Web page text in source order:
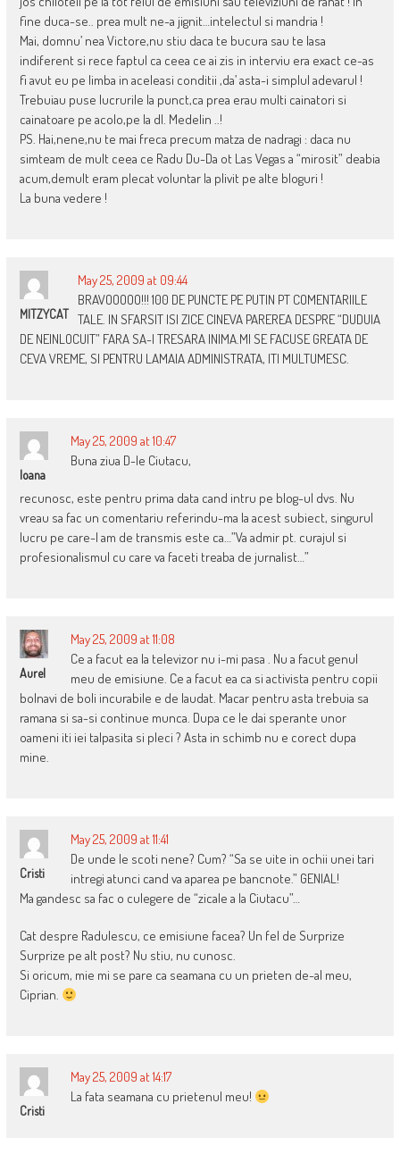
fine duca-se.. prea mult ne-a jignit…intelectul si mandria !
Mai, domnu’ nea Victore,nu stiu daca te bucura sau te lasa
indiferent si rece faptul ca ceea ce ai zis in interviu era exact ce-as
fi avut eu pe limba in aceleasi conditii ,da’ asta-i simplul adevarul !
Trebuiau puse lucrurile la punct,ca prea erau multi cainatori si
cainatoare pe acolo,pe la dl. Medelin ..!
PS. Hai,nene,nu te mai freca precum matza de nadragi : daca nu
simteam de mult ceea ce Radu Du-Da ot Las Vegas a “mirosit” deabia
acum,demult eram plecat voluntar la plivit pe alte bloguri !
La buna vedere !
MITZYCAT
May 25, 2009 at 09:44
BRAVOOOOO!!! 100 DE PUNCTE PE PUTIN PT COMENTARIILE
TALE. IN SFARSIT ISI ZICE CINEVA PAREREA DESPRE “DUDUIA
DE NEINLOCUIT” FARA SA-I TRESARA INIMA.MI SE FACUSE GREATA DE
CEVA VREME, SI PENTRU LAMAIA ADMINISTRATA, ITI MULTUMESC.
Ioana
May 25, 2009 at 10:47
Buna ziua D-le Ciutacu,
recunosc, este pentru prima data cand intru pe blog-ul dvs. Nu
vreau sa fac un comentariu referindu-ma la acest subiect, singurul
lucru pe care-l am de transmis este ca…”Va admir pt. curajul si
profesionalismul cu care va faceti treaba de jurnalist…”
Aurel
May 25, 2009 at 11:08
Ce a facut ea la televizor nu i-mi pasa . Nu a facut genul
meu de emisiune. Ce a facut ea ca si activista pentru copii
bolnavi de boli incurabile e de laudat. Macar pentru asta trebuia sa
ramana si sa-si continue munca. Dupa ce le dai sperante unor
oameni iti iei talpasita si pleci ? Asta in schimb nu e corect dupa
mine.
Cristi
May 25, 2009 at 11:41
De unde le scoti nene? Cum? “Sa se uite in ochii unei tari
intregi atunci cand va aparea pe bancnote.” GENIAL!
Ma gandesc sa fac o culegere de “zicale a la Ciutacu”…
Cat despre Radulescu, ce emisiune facea? Un fel de Surprize
Surprize pe alt post? Nu stiu, nu cunosc.
Si oricum, mie mi se pare ca seamana cu un prieten de-al meu,
Ciprian.
Cristi
May 25, 2009 at 14:17
La fata seamana cu prietenul meu!